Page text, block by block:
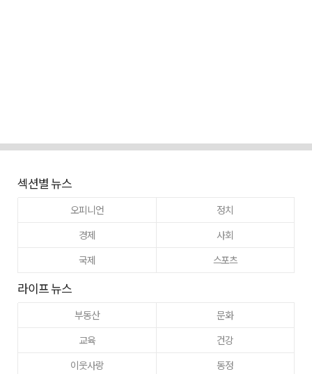
섹션별 뉴스
오피니언
정치
경제
사회
국제
스포츠
라이프 뉴스
부동산
문화
교육
건강
이웃사랑
동정